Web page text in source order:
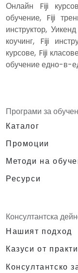
Онлайн Fiji
обучение, Fiji
инструктор,
коучинг, Fiji
курсове, Fiji
обучение едно-в-
Програми за
Каталог
Промоции
Методи на
Ресурси
Консултантска
Нашият подход
Казуси от
Консултантско